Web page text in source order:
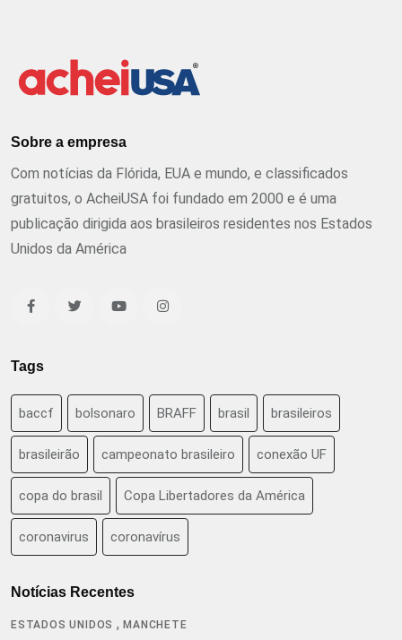
Sobre a empresa
Com notícias da Flórida, EUA e mundo, e classificados
gratuitos, o AcheiUSA foi fundado em 2000 e é uma
publicação dirigida aos brasileiros residentes nos Estados
Unidos da América
Tags
baccf bolsonaro BRAFF brasil brasileiros
brasileirão campeonato brasileiro conexão UF
copa do brasil Copa Libertadores da América
coronavirus coronavírus
Notícias Recentes
ESTADOS UNIDOS ,MANCHETE